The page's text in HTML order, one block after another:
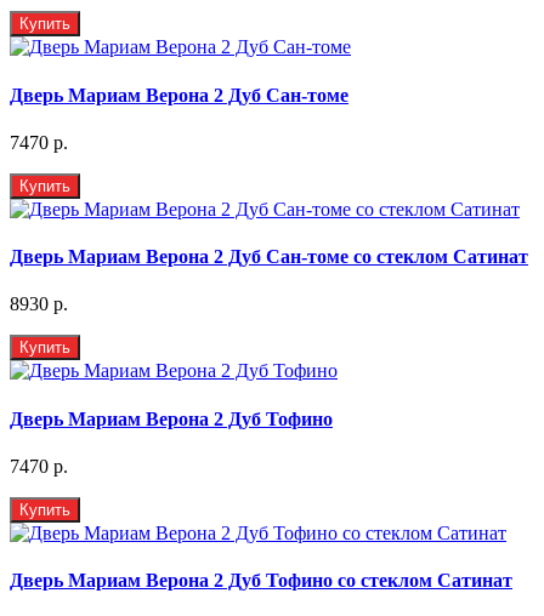
Купить
Дверь Мариам Верона 2 Дуб Сан-томе
7470 р.
Купить
Дверь Мариам Верона 2 Дуб Сан-томе со стеклом Сатинат
8930 р.
Купить
Дверь Мариам Верона 2 Дуб Тофино
7470 р.
Купить
Дверь Мариам Верона 2 Дуб Тофино со стеклом Сатинат